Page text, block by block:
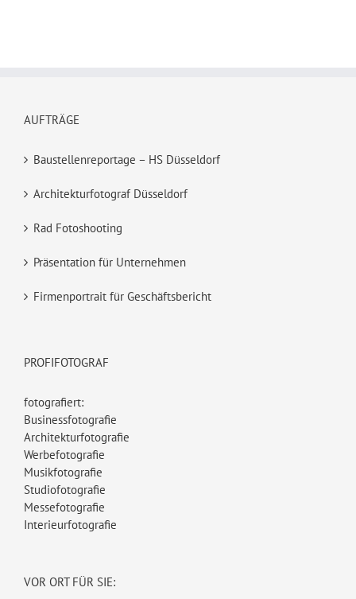
AUFTRÄGE
Baustellenreportage – HS Düsseldorf
Architekturfotograf Düsseldorf
Rad Fotoshooting
Präsentation für Unternehmen
Firmenportrait für Geschäftsbericht
PROFIFOTOGRAF
fotografiert:
Businessfotografie
Architekturfotografie
Werbefotografie
Musikfotografie
Studiofotografie
Messefotografie
Interieurfotografie
VOR ORT FÜR SIE: